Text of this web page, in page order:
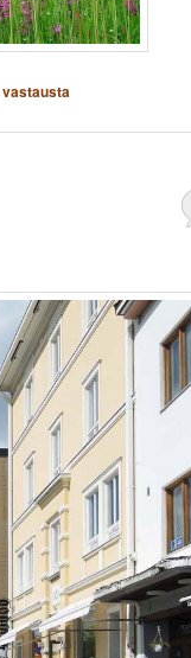
vastausta